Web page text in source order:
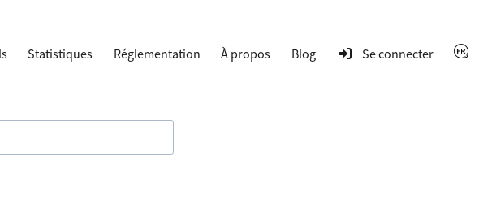
Statistiques Réglementation À propos Blog Se connecter